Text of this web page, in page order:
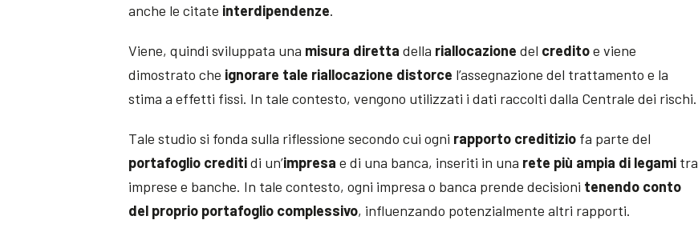
anche le citate interdipendenze.
Viene, quindi sviluppata una misura diretta della riallocazione del creditoe viene
dimostrato che ignorare tale riallocazione distorce l’assegnazione del trattamento e la
stima a effetti fissi. In tale contesto, vengono utilizzati i dati raccolti dalla Centrale dei rischi.
Tale studio si fonda sulla riflessione secondo cui ogni rapporto creditizio fa parte del
portafoglio creditidi un’impresa e di una banca, inseriti in una rete più ampia di legami tra
imprese e banche. In tale contesto, ogni impresa o banca prende decisioni tenendo conto
del proprio portafoglio complessivo, influenzando potenzialmente altri rapporti.